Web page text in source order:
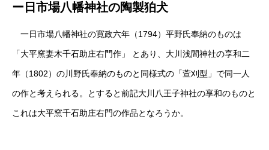
ー日市場八幡神社の陶製狛犬
一日市場八幡神社の寛政六年（1794）平野氏奉納のものは
「大平窯妻木千石助庄右門作」 とあり、大川浅間神社の享和二
年（1802）の川野氏奉納のものと同様式の「萱刈型」で同一人
の作と考えられる。とすると前記大川八王子神社の享和のものと
これは大平窯千石助庄右門の作品となろうか。